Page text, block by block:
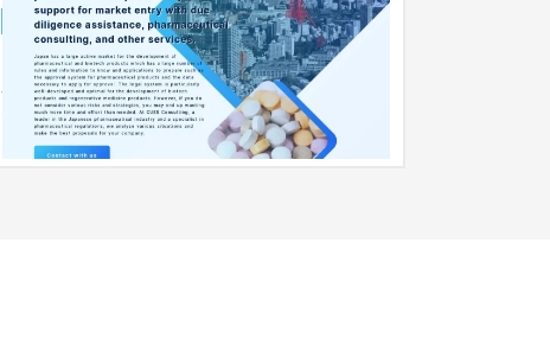
ランディングページ 製薬 31〜50万円
キューズコンサルティング株式会社 様の英語版マー
ケティング用ランディングページを制作いたしまし